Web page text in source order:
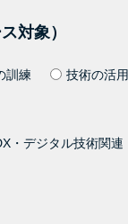
対象）
訓練 技術の活用
・デジタル技術関連